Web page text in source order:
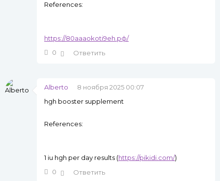
References:
https://80aaaokoti9eh.рф/
0
Ответить
Alberto
8 ноября 2025 00:07
hgh booster supplement
References:
1 iu hgh per day results (https://pikidi.com/)
0
Ответить